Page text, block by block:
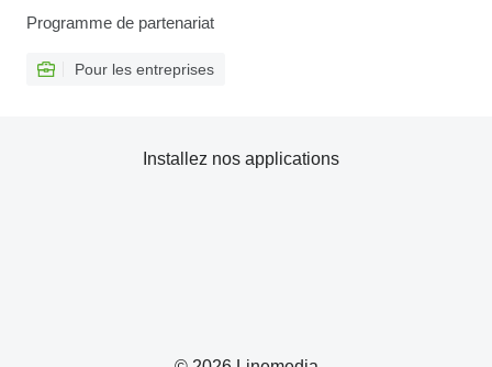
Programme de partenariat
Pour les entreprises
Installez nos applications